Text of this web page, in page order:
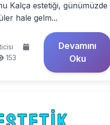
Kalça estetiği, günümüzde
hale gelm...
153
Devamını
Oku